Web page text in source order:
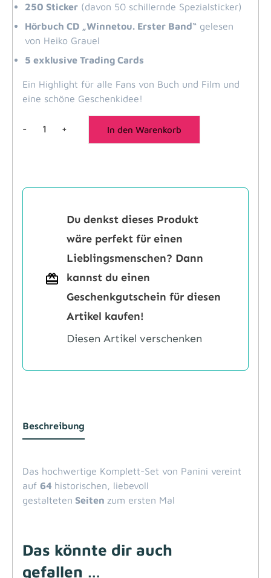
250 Sticker (davon 50 schillernde Spezialsticker)
Hörbuch CD „Winnetou. Erster Band“ gelesen
von Heiko Grauel
5 exklusive Trading Cards
Ein Highlight für alle Fans von Buch und Film und
eine schöne Geschenkidee!
-
Trigger
Kapitel
+ In den Warenkorb
Du denkst dieses Produkt
wäre perfekt für einen
Lieblingsmenschen? Dann
kannst du einen
Geschenkgutschein für diesen
Artikel kaufen!
Diesen Artikel verschenken
Beschreibung
Das hochwertige Komplett-Set von Panini vereint
auf 64 historischen, liebevoll
gestalteten Seiten zum ersten Mal
Das könnte dir auch
gefallen …